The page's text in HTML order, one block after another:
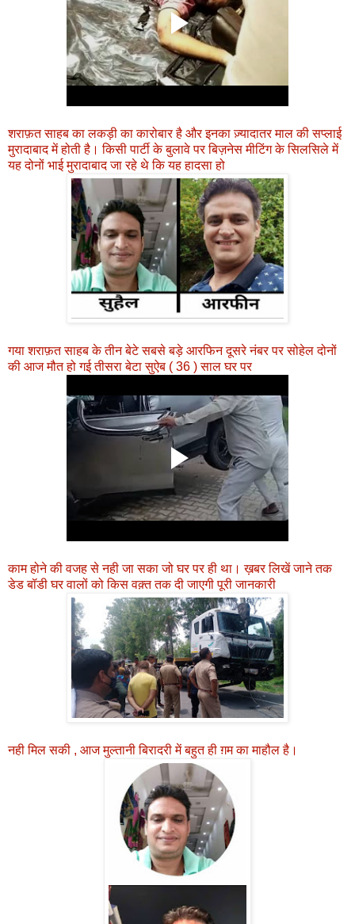
शराफ़त साहब का लकड़ी का कारोबार है और इनका ज़्यादातर माल की सप्लाई
मुरादाबाद में होती है। किसी पार्टी के बुलावे पर बिज़नेस मीटिंग के सिलसिले में
यह दोनों भाई मुरादाबाद जा रहे थे कि यह हादसा हो
गया शराफ़त साहब के तीन बेटे सबसे बड़े आरफिन दूसरे नंबर पर सोहेल दोनों
की आज मौत हो गई तीसरा बेटा सुऐब ( 36 ) साल घर पर
काम होने की वजह से नही जा सका जो घर पर ही था। ख़बर लिखें जाने तक
डेड बॉडी घर वालों को किस वक़्त तक दी जाएगी पूरी जानकारी
नही मिल सकी , आज मुल्तानी बिरादरी में बहुत ही ग़म का माहौल है।